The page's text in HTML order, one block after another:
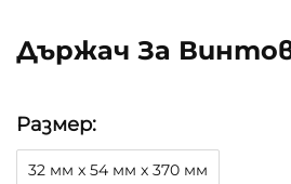
Държач За
Размер:
32 мм x 54 мм x 370 мм